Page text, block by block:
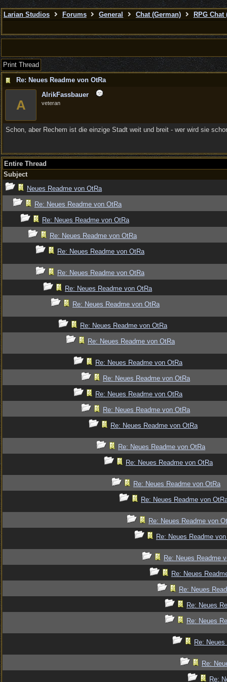
Larian Studios Forums General Chat (German) RPG Chat
Print Thread
Re: Neues Readme von OtRa
A
AlrikFassbauer
veteran
Schon, aber Rechem ist die einzige Stadt weit und breit - wer wird sie
Entire Thread
Subject
Neues Readme von OtRa
Re: Neues Readme von OtRa
Re: Neues Readme von OtRa
Re: Neues Readme von OtRa
Re: Neues Readme von OtRa
Re: Neues Readme von OtRa
Re: Neues Readme von OtRa
Re: Neues Readme von OtRa
Re: Neues Readme von OtRa
Re: Neues Readme von OtRa
Re: Neues Readme von OtRa
Re: Neues Readme von OtRa
Re: Neues Readme von OtRa
Re: Neues Readme von OtRa
Re: Neues Readme von OtRa
Re: Neues Readme von OtRa
Re: Neues Readme von OtRa
Re: Neues Readme von OtRa
Re: Neues Readme von
Re: Neues Readme von
Re: Neues Readme
Re: Neues Readme
Re: Neues
Re: Neues
Re: Neues
Re: Neues
Re:
Re:
Re: